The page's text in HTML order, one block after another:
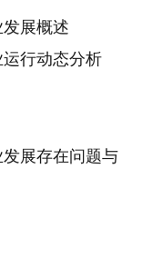
展概述
行动态分析
展存在问题与